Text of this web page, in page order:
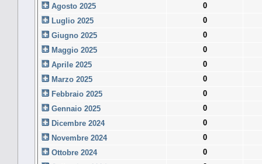
Agosto 2025
0
Luglio 2025
0
Giugno 2025
0
Maggio 2025
0
Aprile 2025
0
Marzo 2025
0
Febbraio 2025
0
Gennaio 2025
0
Dicembre 2024
0
Novembre 2024
0
Ottobre 2024
0